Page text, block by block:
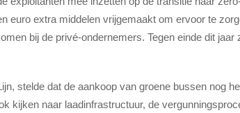
euro extra middelen vrijgemaakt om ervoor te
bij de privé-ondernemers. Tegen einde dit jaar
stelde dat de aankoop van groene bussen nog
kijken naar laadinfrastructuur, de